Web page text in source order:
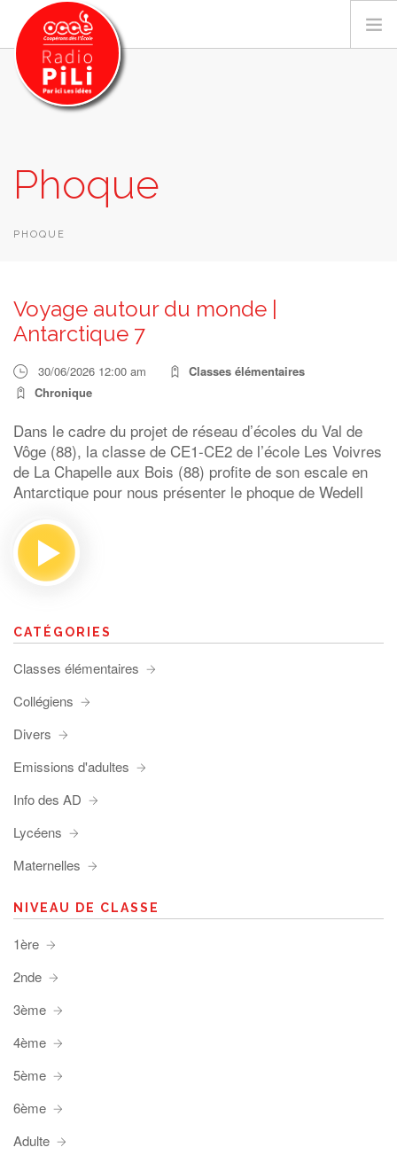
GRILLE DES PROGRAMMES
EMISSIONS / PODCASTS
RECHERCHER
Phoque
PHOQUE
Voyage autour du monde |
Antarctique 7
30/06/2026 12:00 am
Classes élémentaires
Chronique
Dans le cadre du projet de réseau d’écoles du Val de
Vôge (88), la classe de CE1-CE2 de l’école Les Voivres
de La Chapelle aux Bois (88) profite de son escale en
Antarctique pour nous présenter le phoque de Wedell
CATÉGORIES
Classes élémentaires
Collégiens
Divers
Emissions d'adultes
Info des AD
Lycéens
Maternelles
NIVEAU DE CLASSE
1ère
2nde
3ème
4ème
5ème
6ème
Adulte